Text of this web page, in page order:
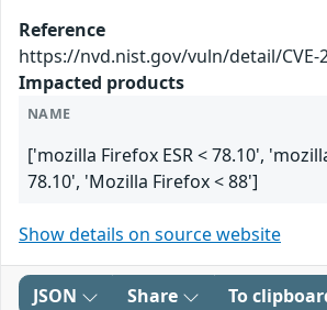
Reference
https://nvd.nist.gov/vuln/detail/CVE-
Impacted products
NAME
['mozilla Firefox ESR < 78.10',
78.10', 'Mozilla Firefox < 88']
Show details on source website
JSON Share To